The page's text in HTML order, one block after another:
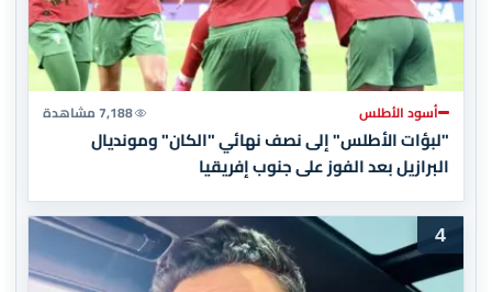
أسود الأطلس 7,188 مشاهدة
"لبؤات الأطلس" إلى نصف نهائي "الكان" ومونديال
البرازيل بعد الفوز على جنوب إفريقيا
4